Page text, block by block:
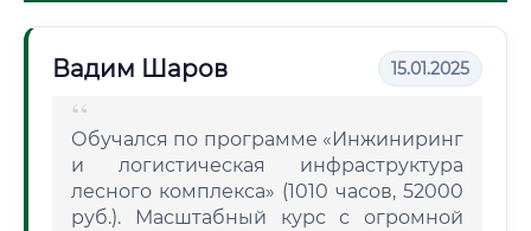
Вадим Шаров 15.01.2025
Обучался по программе «Инжиниринг
и логистическая инфраструктура
лесного комплекса» (1010 часов, 52000
руб.). Масштабный курс с огромной